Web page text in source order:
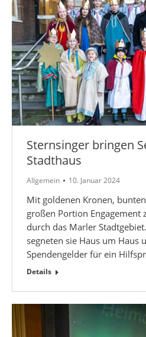
Sternsinger bringen
Stadthaus
Allgemein 10. Januar 2024
Mit goldenen Kronen,
großen Portion Engagement
durch das Marler
segneten sie Haus um Haus
Spendengelder für ein
Details